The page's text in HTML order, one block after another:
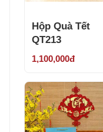
Hộp Quà Tết
QT213
1,100,000đ